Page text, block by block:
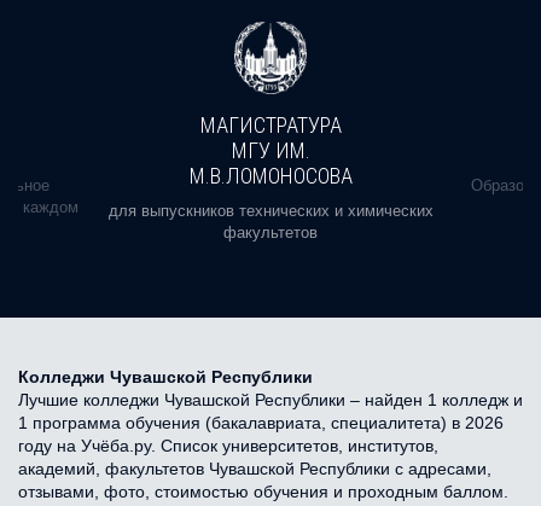
в каждом
МАГИСТРАТУРА
МГУ ИМ.
М.В.ЛОМОНОСОВА
для выпускников технических и химических
факультетов
Колледжи Чувашской Республики
Лучшие колледжи Чувашской Республики – найден 1 колледж и
1 программа обучения (бакалавриата, специалитета) в 2026
году на Учёба.ру. Список университетов, институтов,
академий, факультетов Чувашской Республики с адресами,
отзывами, фото, стоимостью обучения и проходным баллом.